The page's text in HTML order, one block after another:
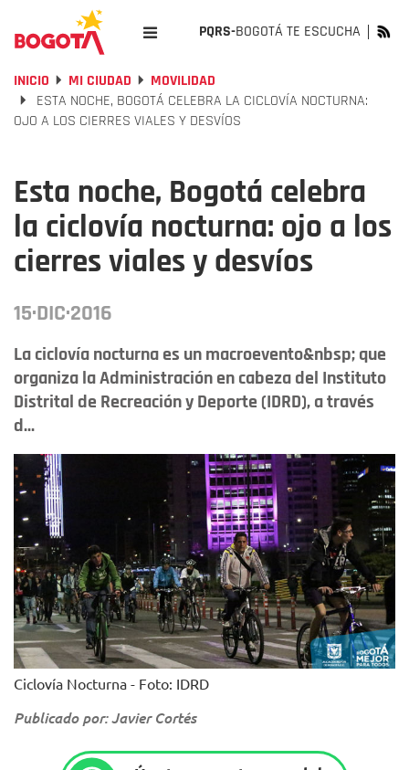
PQRS-BOGOTÁ TE ESCUCHA
INICIO MI CIUDAD
MOVILIDAD
ESTA NOCHE, BOGOTÁ CELEBRA LA CICLOVÍA NOCTURNA:
OJO A LOS CIERRES VIALES Y DESVÍOS
Esta noche, Bogotá celebra
la ciclovía nocturna: ojo a los
cierres viales y desvíos
15·DIC·2016
La ciclovía nocturna es un macroevento&nbsp; que
organiza la Administración en cabeza del Instituto
Distrital de Recreación y Deporte (IDRD), a través
d...
Ciclovía Nocturna - Foto: IDRD
Publicado por: Javier Cortés